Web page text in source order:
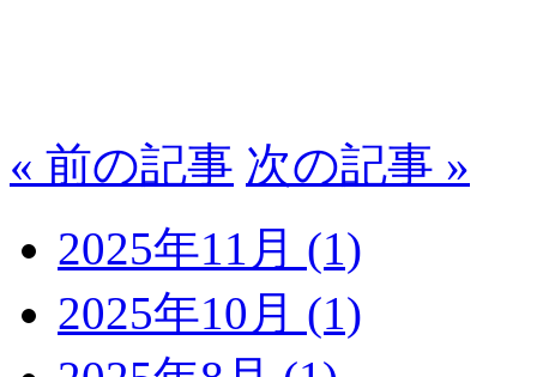
« 前の記事 次の記事 »
2025年11月 (1)
2025年10月 (1)